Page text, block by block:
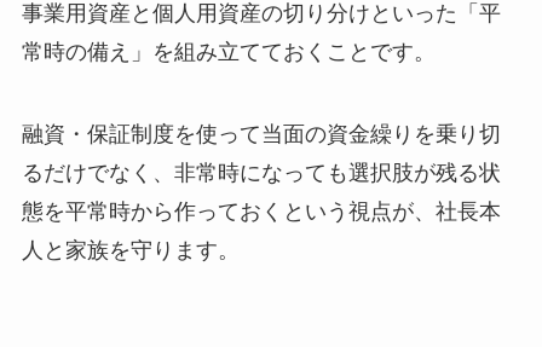
事業用資産と個人用資産の切り分けといった「平
常時の備え」を組み立てておくことです。
融資・保証制度を使って当面の資金繰りを乗り切
るだけでなく、非常時になっても選択肢が残る状
態を平常時から作っておくという視点が、社長本
人と家族を守ります。